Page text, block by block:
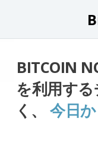
BITCOIN
を利用す
く、今日